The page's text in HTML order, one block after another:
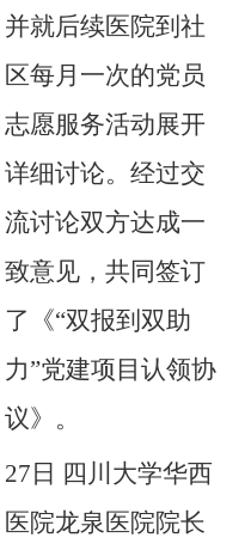
并就后续医院到社
区每月一次的党员
志愿服务活动展开
详细讨论。经过交
流讨论双方达成一
致意见，共同签订
了《“双报到双助
力”党建项目认领协
议》。
27日 四川大学华西
医院龙泉医院院长